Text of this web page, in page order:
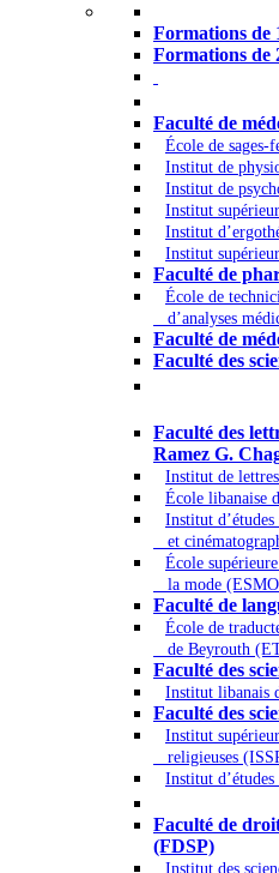
Formations de
Formations de
Faculté de
École de sages-
Institut de
Institut de
Institut
Institut
Institut
Faculté de
École de
d’analyses
Faculté de
Faculté des
Faculté des
Ramez G.
Institut de
École libanaise
Institut
et
École
la mode
Faculté de
École de
de Beyrouth
Faculté des
Institut libanais
Faculté des
Institut
religieuses
Institut
Faculté de
(FDSP)
Institut des